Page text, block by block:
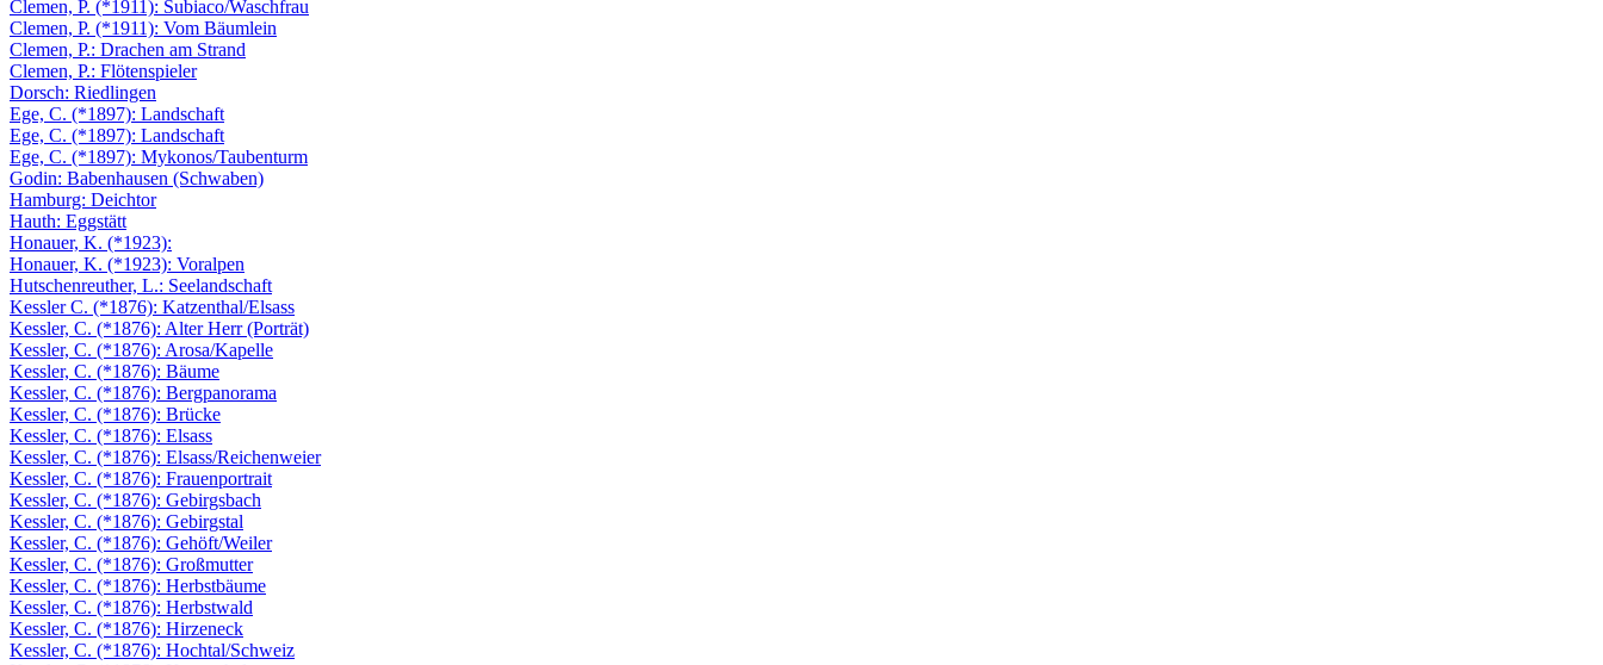
Clemen, P. (*1911): Subiaco/Waschfrau
Clemen, P. (*1911): Vom Bäumlein
Clemen, P.: Drachen am Strand
Clemen, P.: Flötenspieler
Dorsch: Riedlingen
Ege, C. (*1897): Landschaft
Ege, C. (*1897): Landschaft
Ege, C. (*1897): Mykonos/Taubenturm
Godin: Babenhausen (Schwaben)
Hamburg: Deichtor
Hauth: Eggstätt
Honauer, K. (*1923):
Honauer, K. (*1923): Voralpen
Hutschenreuther, L.: Seelandschaft
Kessler C. (*1876): Katzenthal/Elsass
Kessler, C. (*1876): Alter Herr (Porträt)
Kessler, C. (*1876): Arosa/Kapelle
Kessler, C. (*1876): Bäume
Kessler, C. (*1876): Bergpanorama
Kessler, C. (*1876): Brücke
Kessler, C. (*1876): Elsass
Kessler, C. (*1876): Elsass/Reichenweier
Kessler, C. (*1876): Frauenportrait
Kessler, C. (*1876): Gebirgsbach
Kessler, C. (*1876): Gebirgstal
Kessler, C. (*1876): Gehöft/Weiler
Kessler, C. (*1876): Großmutter
Kessler, C. (*1876): Herbstbäume
Kessler, C. (*1876): Herbstwald
Kessler, C. (*1876): Hirzeneck
Kessler, C. (*1876): Hochtal/Schweiz